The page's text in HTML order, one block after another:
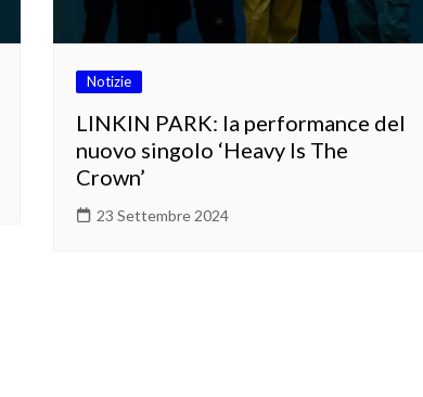
Notizie
LINKIN PARK: la performance del
nuovo singolo ‘Heavy Is The
Crown’
23 Settembre 2024